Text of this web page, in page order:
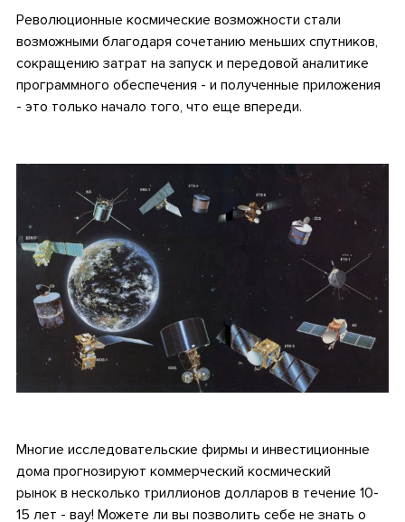
Революционные космические возможности стали
возможными благодаря сочетанию меньших спутников,
сокращению затрат на запуск и передовой аналитике
программного обеспечения - и полученные приложения
- это только начало того, что еще впереди.
Многие исследовательские фирмы и инвестиционные
дома прогнозируют коммерческий космический
рынок в несколько триллионов долларов в течение 10-
15 лет - вау! Можете ли вы позволить себе не знать о